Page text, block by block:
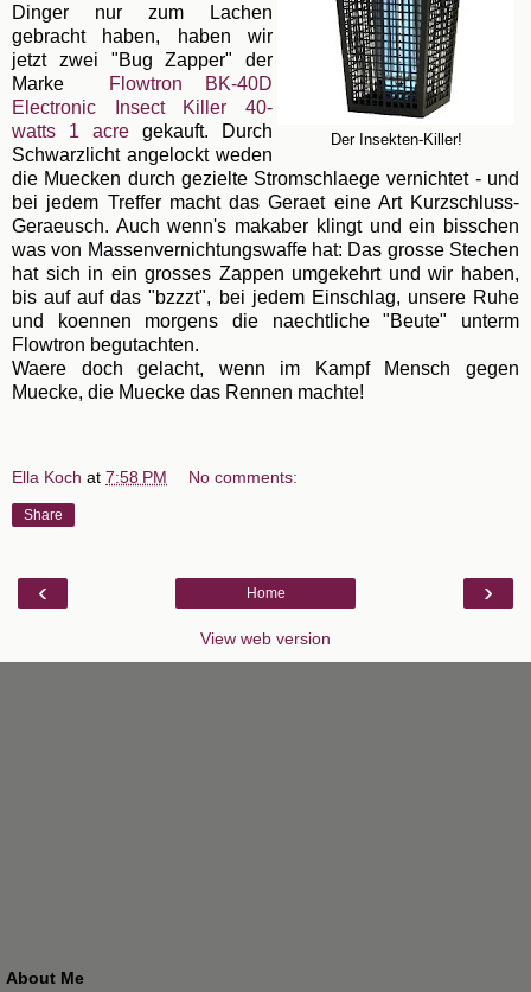
Der Insekten-Killer!
Dinger nur zum Lachen
gebracht haben, haben wir
jetzt zwei "Bug Zapper" der
Marke
Flowtron BK-40D
Electronic Insect Killer 40-
watts 1 acre gekauft. Durch
Schwarzlicht angelockt weden
die Muecken durch gezielte Stromschlaege vernichtet - und
bei jedem Treffer macht das Geraet eine Art Kurzschluss-
Geraeusch. Auch wenn's makaber klingt und ein bisschen
was von Massenvernichtungswaffe hat: Das grosse Stechen
hat sich in ein grosses Zappen umgekehrt und wir haben,
bis auf auf das "bzzzt", bei jedem Einschlag, unsere Ruhe
und koennen morgens die naechtliche "Beute" unterm
Flowtron begutachten.
Waere doch gelacht, wenn im Kampf Mensch gegen
Muecke, die Muecke das Rennen machte!
Ella Koch at 7:58 PM No comments:
Share
‹ ›
Home
View web version
About Me